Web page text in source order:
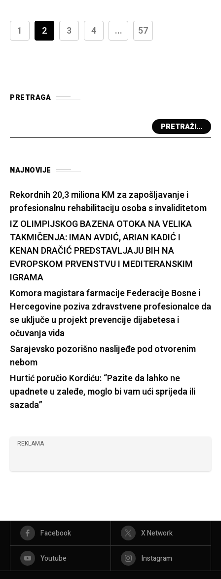
1 2 3 4 ... 57
PRETRAGA
PRETRAŽI...
NAJNOVIJE
Rekordnih 20,3 miliona KM za zapošljavanje i
profesionalnu rehabilitaciju osoba s invaliditetom
IZ OLIMPIJSKOG BAZENA OTOKA NA VELIKA
TAKMIČENJA: IMAN AVDIĆ, ARIAN KADIĆ I
KENAN DRAČIĆ PREDSTAVLJAJU BIH NA
EVROPSKOM PRVENSTVU I MEDITERANSKIM
IGRAMA
Komora magistara farmacije Federacije Bosne i
Hercegovine poziva zdravstvene profesionalce da
se uključe u projekt prevencije dijabetesa i
očuvanja vida
Sarajevsko pozorišno naslijeđe pod otvorenim
nebom
Hurtić poručio Kordiću: “Pazite da lahko ne
upadnete u zaleđe, moglo bi vam ući sprijeda ili
sazada”
REKLAMA
Facebook X Network
Youtube Instagram